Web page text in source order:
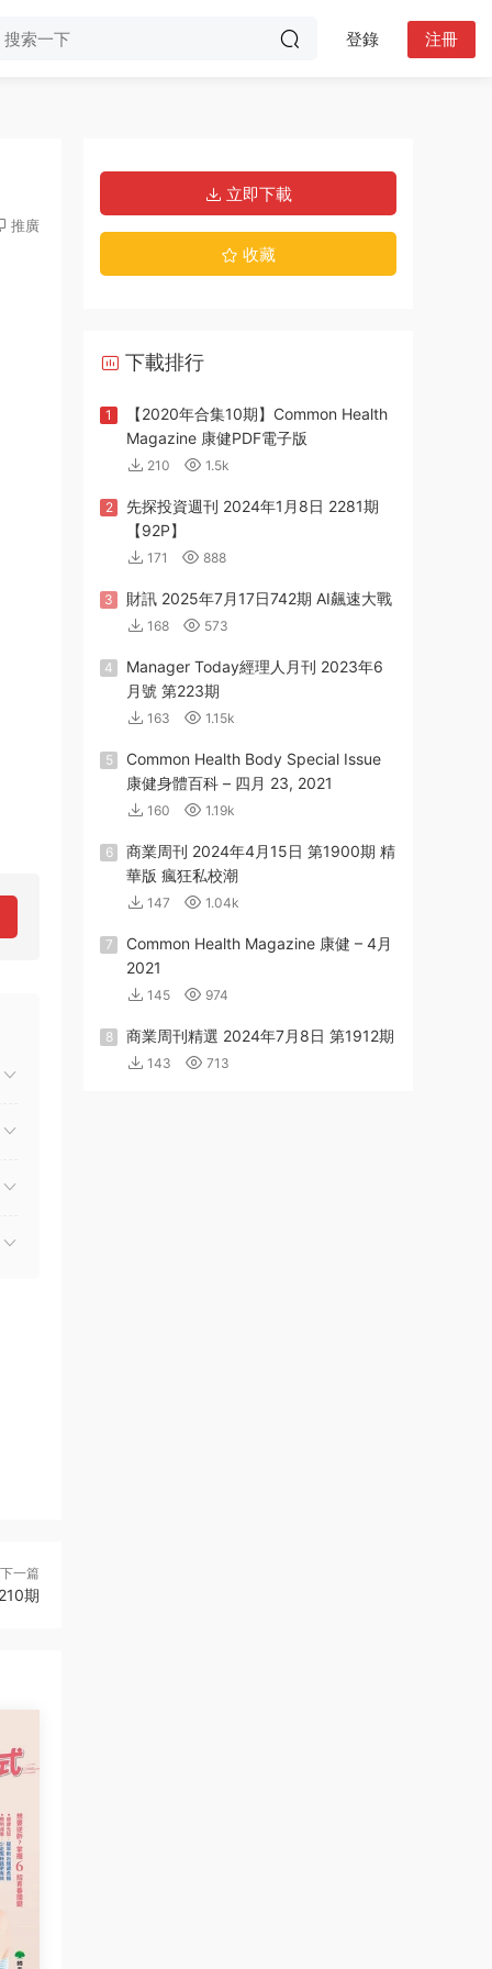
登錄 注冊
推廣
下一篇
期
立即下載
收藏
下載排行
1
【2020年合集10期】Common Health
Magazine 康健PDF電子版
210 1.5k
2
先探投資週刊 2024年1月8日 2281期
【92P】
171 888
3 財訊 2025年7月17日742期 AI飆速大戰
168 573
4
Manager Today經理人月刊 2023年6
月號 第223期
163 1.15k
5
Common Health Body Special Issue
康健身體百科 – 四月 23, 2021
160 1.19k
6
商業周刊 2024年4月15日 第1900期 精
華版 瘋狂私校潮
147 1.04k
7
Common Health Magazine 康健 – 4月
2021
145 974
8 商業周刊精選 2024年7月8日 第1912期
143 713